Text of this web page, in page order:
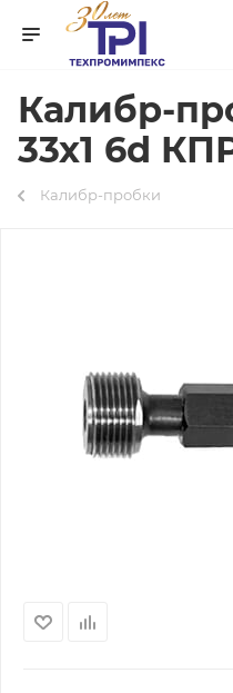
Калибр-
33х1 6d
Калибр-пробки